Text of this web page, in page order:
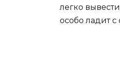
легко
особо ладит